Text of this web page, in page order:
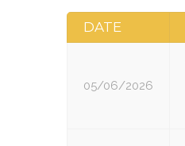
DATE
05/06/2026